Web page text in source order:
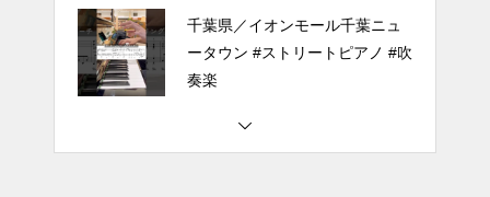
千葉県／イオンモール千葉ニュ
ータウン #ストリートピアノ #吹
奏楽